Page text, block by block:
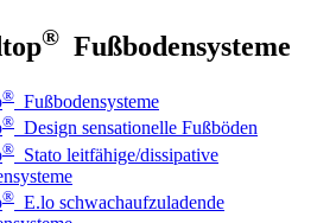
® Fußbodensysteme
® Fußbodensysteme
® Design sensationelle Fußböden
® Stato leitfähige/dissipative
® E.lo schwachaufzuladende